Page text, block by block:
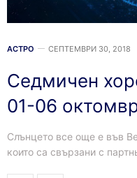
АСТРО СЕПТЕМВРИ 30, 2018
Седмичен
01-06
Слънцето все още е във
които са свързани с